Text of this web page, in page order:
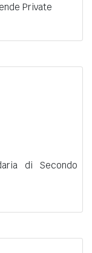
Private
di Secondo